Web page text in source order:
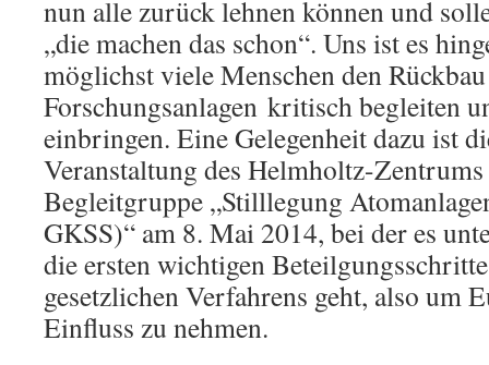
nun alle zurück lehnen können und
„die machen das schon“. Uns ist es
möglichst viele Menschen den
Forschungsanlagen kritisch begleiten
einbringen. Eine Gelegenheit dazu ist
Veranstaltung des Helmholtz-
Begleitgruppe „Stilllegung
GKSS)“ am 8. Mai 2014, bei der es
die ersten wichtigen
gesetzlichen Verfahrens geht, also um
Einfluss zu nehmen.